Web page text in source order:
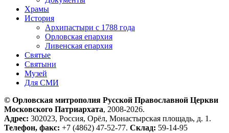
Храмы
История
Архипастыри с 1788 года
Орловская епархия
Ливенская епархия
Святые
Святыни
Музей
Для СМИ
© Орловская митрополия Русской Православной Церкви
Московского Патриархата, 2008-2026.
Адрес: 302023, Россия, Орёл, Монастырская площадь, д. 1.
Телефон, факс: +7 (4862) 47-52-77. Склад: 59-14-95